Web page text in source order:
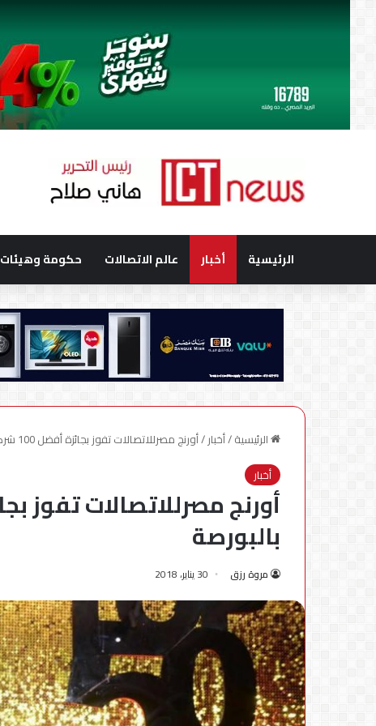
الرئيسية أخبار عالم الاتصالات حكومة وهيئات
الرئيسية/أخبار/أورنج مصرللاتصالات تفوز بجائزة أفضل 100 شركة مقيدة بالبورصة
أخبار
بالبورصة
مروة رزق 30 يناير، 2018